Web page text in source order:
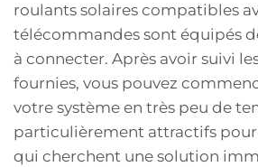
roulants solaires compatibles
télécommandes sont équipés
à connecter. Après avoir suivi
fournies, vous pouvez
votre système en très peu de
particulièrement attractifs
qui cherchent une solution